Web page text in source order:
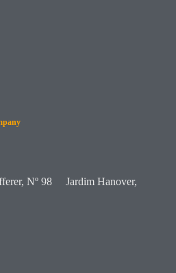
Nº 98
Jardim Hanover,